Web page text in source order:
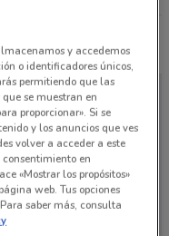
y accedemos
o identificadores únicos,
permitiendo que las
se muestran en
proporcionar». Si se
y los anuncios que ves
volver a acceder a este
en
«Mostrar los propósitos»
web. Tus opciones
saber más, consulta